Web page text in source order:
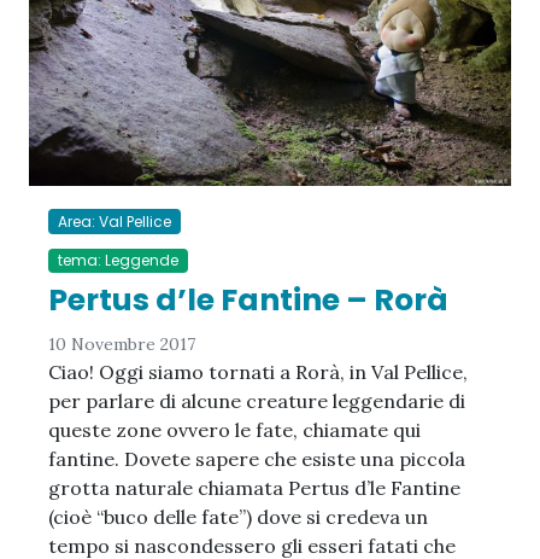
Area: Val Pellice
tema: Leggende
Pertus d’le Fantine – Rorà
10 Novembre 2017
Ciao! Oggi siamo tornati a Rorà, in Val Pellice,
per parlare di alcune creature leggendarie di
queste zone ovvero le fate, chiamate qui
fantine. Dovete sapere che esiste una piccola
grotta naturale chiamata Pertus d’le Fantine
(cioè “buco delle fate”) dove si credeva un
tempo si nascondessero gli esseri fatati che